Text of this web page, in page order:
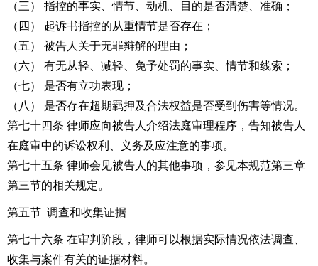
（三） 指控的事实、情节、动机、目的是否清楚、准确；
（四） 起诉书指控的从重情节是否存在；
（五） 被告人关于无罪辩解的理由；
（六） 有无从轻、减轻、免予处罚的事实、情节和线索；
（七） 是否有立功表现；
（八） 是否存在超期羁押及合法权益是否受到伤害等情况。
第七十四条 律师应向被告人介绍法庭审理程序，告知被告人
在庭审中的诉讼权利、义务及应注意的事项。
第七十五条 律师会见被告人的其他事项，参见本规范第三章
第三节的相关规定。
第五节 调查和收集证据
第七十六条 在审判阶段，律师可以根据实际情况依法调查、
收集与案件有关的证据材料。